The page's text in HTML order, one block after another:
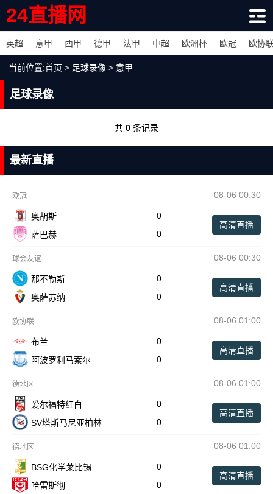
24直播网
英超 意甲 西甲 德甲 法甲 中超 欧洲杯 欧冠 欧协
当前位置:首页 > 足球录像 > 意甲
足球录像
共 0 条记录
最新直播
欧冠 08-06 00:30
奥胡斯
0
萨巴赫
0
高清直播
球会友谊 08-06 00:30
那不勒斯
0
奥萨苏纳
0
高清直播
欧协联 08-06 01:00
布兰
0
阿波罗利马索尔
0
高清直播
德地区 08-06 01:00
爱尔福特红白
0
SV塔斯马尼亚柏林
0
高清直播
德地区 08-06 01:00
BSG化学莱比锡
0
哈雷斯彻
0
高清直播